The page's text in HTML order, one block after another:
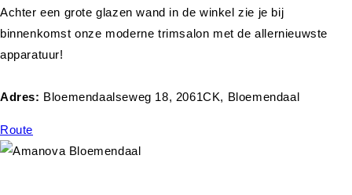
Achter een grote glazen wand in de winkel zie je bij
binnenkomst onze moderne trimsalon met de allernieuwste
apparatuur!
Adres: Bloemendaalseweg 18, 2061CK, Bloemendaal
Route